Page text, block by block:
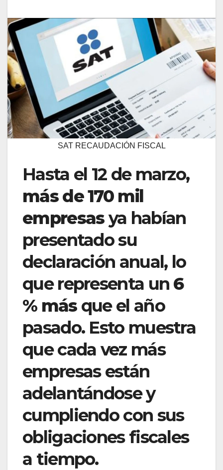
SAT RECAUDACIÓN FISCAL
Hasta el 12 de marzo,
más de 170 mil
empresasya habían
presentado su
declaración anual, lo
que representa un 6
% másque el año
pasado. Esto muestra
que cada vez más
empresas están
adelantándose y
cumpliendo con sus
obligaciones fiscales
a tiempo.